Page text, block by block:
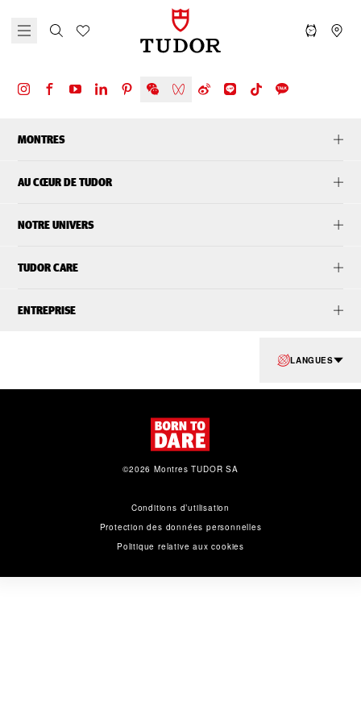
MONTRES
AU CŒUR DE TUDOR
NOTRE UNIVERS
TUDOR CARE
ENTREPRISE
LANGUES
Conditions d’utilisation
Protection des données personnelles
Politique relative aux cookies
©2026 Montres TUDOR SA